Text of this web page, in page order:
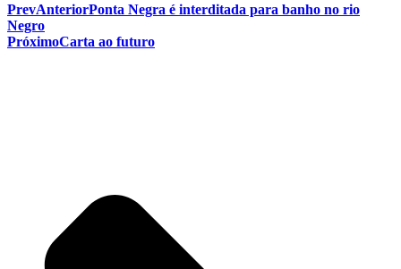
PrevAnteriorPonta Negra é interditada para banho no rio
Negro
PróximoCarta ao futuro